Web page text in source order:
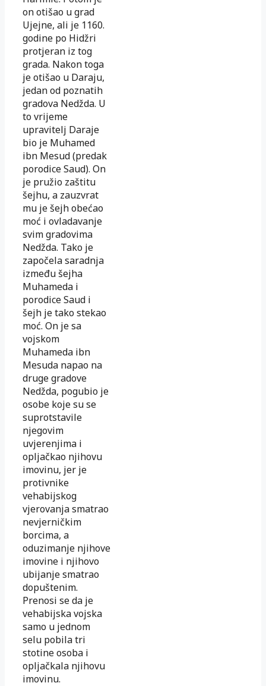
on otišao u grad
Ujejne, ali je 1160.
godine po Hidžri
protjeran iz tog
grada. Nakon toga
je otišao u Daraju,
jedan od poznatih
gradova Nedžda. U
to vrijeme
upravitelj Daraje
bio je Muhamed
ibn Mesud (predak
porodice Saud). On
je pružio zaštitu
šejhu, a zauzvrat
mu je šejh obećao
moć i ovladavanje
svim gradovima
Nedžda. Tako je
započela saradnja
između šejha
Muhameda i
porodice Saud i
šejh je tako stekao
moć. On je sa
vojskom
Muhameda ibn
Mesuda napao na
druge gradove
Nedžda, pogubio je
osobe koje su se
suprotstavile
njegovim
uvjerenjima i
opljačkao njihovu
imovinu, jer je
protivnike
vehabijskog
vjerovanja smatrao
nevjerničkim
borcima, a
oduzimanje njihove
imovine i njihovo
ubijanje smatrao
dopuštenim.
Prenosi se da je
vehabijska vojska
samo u jednom
selu pobila tri
stotine osoba i
opljačkala njihovu
imovinu.